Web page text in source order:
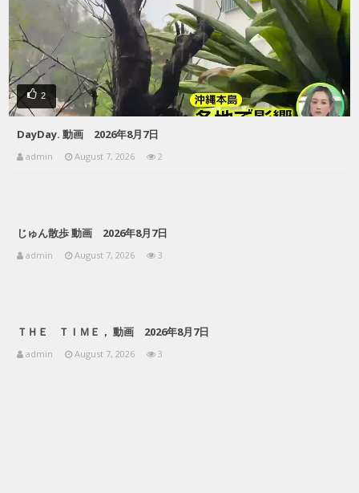
2
DayDay. 動画 2026年8月7日
admin August 7, 2026 2
じゅん散歩 動画 2026年8月7日
admin August 7, 2026 3
ＴＨＥ ＴＩＭＥ， 動画 2026年8月7日
admin August 7, 2026 3